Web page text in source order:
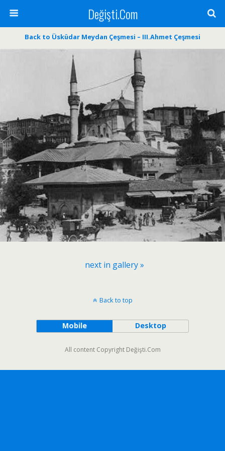
Değişti.Com
Back to Üsküdar Meydan Çeşmesi – III.Ahmet Çeşmesi
next in gallery »
Back to top
Mobile Desktop
All content Copyright Değişti.Com